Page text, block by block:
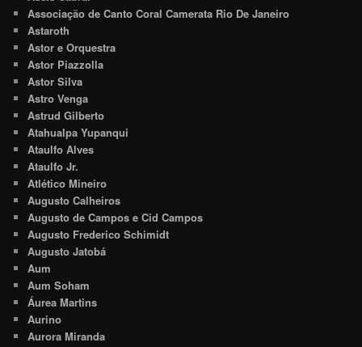
Associação de Canto Coral Camerata Rio De Janeiro
Astaroth
Astor e Orquestra
Astor Piazzolla
Astor Silva
Astro Venga
Astrud Gilberto
Atahualpa Yupanqui
Ataulfo Alves
Ataulfo Jr.
Atlético Mineiro
Augusto Calheiros
Augusto de Campos e Cid Campos
Augusto Frederico Schimidt
Augusto Jatobá
Aum
Aum Soham
Áurea Martins
Aurino
Aurora Miranda